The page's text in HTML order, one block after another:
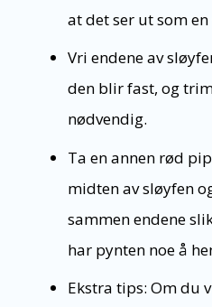
at det ser ut som en
Vri endene av
den blir fast, og
nødvendig.
Ta en annen rød
midten av sløyfen
sammen endene
har pynten noe å
Ekstra tips: Om du